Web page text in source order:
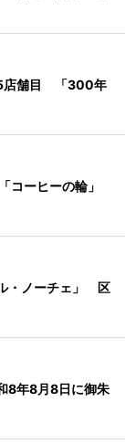
5店舗目 「300年
ーヒーの輪」
・ノーチェ」 区
8年8月8日に御朱